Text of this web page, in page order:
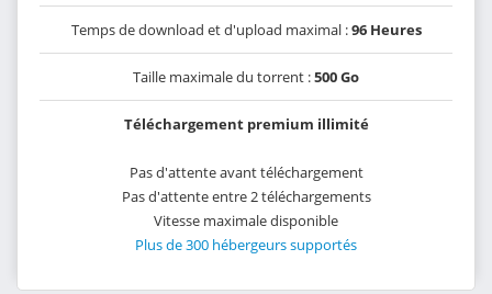
Temps de download et d'upload maximal :96 Heures
Taille maximale du torrent :500 Go
Téléchargement premium illimité
Pas d'attente avant téléchargement
Pas d'attente entre 2 téléchargements
Vitesse maximale disponible
Plus de 300 hébergeurs supportés